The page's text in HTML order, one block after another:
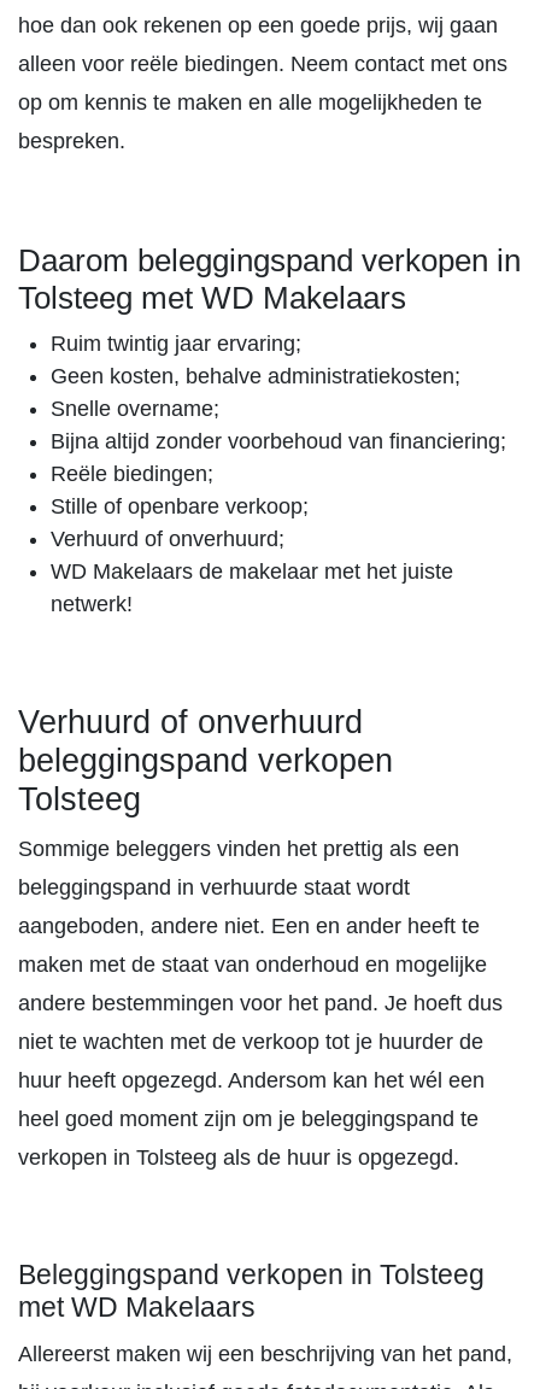
hoe dan ook rekenen op een goede prijs, wij gaan
alleen voor reële biedingen. Neem contact met ons
op om kennis te maken en alle mogelijkheden te
bespreken.
Daarom beleggingspand verkopen in
Tolsteeg met WD Makelaars
Ruim twintig jaar ervaring;
Geen kosten, behalve administratiekosten;
Snelle overname;
Bijna altijd zonder voorbehoud van financiering;
Reële biedingen;
Stille of openbare verkoop;
Verhuurd of onverhuurd;
WD Makelaars de makelaar met het juiste
netwerk!
Verhuurd of onverhuurd
beleggingspand verkopen
Tolsteeg
Sommige beleggers vinden het prettig als een
beleggingspand in verhuurde staat wordt
aangeboden, andere niet. Een en ander heeft te
maken met de staat van onderhoud en mogelijke
andere bestemmingen voor het pand. Je hoeft dus
niet te wachten met de verkoop tot je huurder de
huur heeft opgezegd. Andersom kan het wél een
heel goed moment zijn om je beleggingspand te
verkopen in Tolsteeg als de huur is opgezegd.
Beleggingspand verkopen in Tolsteeg
met WD Makelaars
Allereerst maken wij een beschrijving van het pand,